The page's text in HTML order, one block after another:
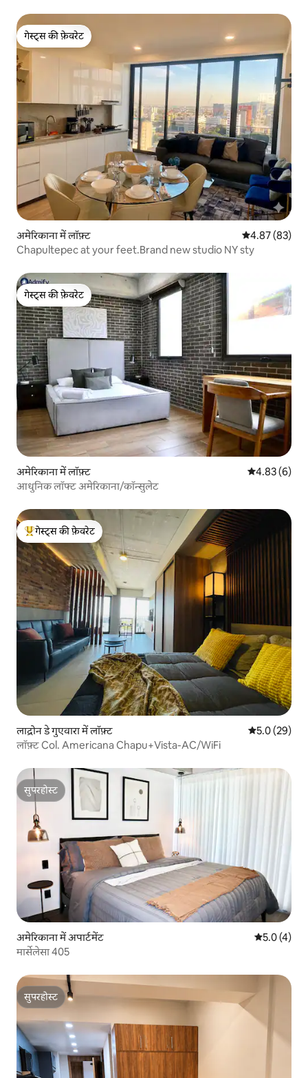
गेस्ट्स की फ़ेवरेट
गेस्ट्स की फ़ेवरेट
अमेरिकाना में लॉफ़्ट औसत रेटिंग 5 में
4.87 (83)
Chapultepec at your feet.Brand new studio NY sty
गेस्ट्स की फ़ेवरेट
गेस्ट्स की फ़ेवरेट
अमेरिकाना में लॉफ़्ट औसत रेटिंग 5 में
4.83 (6)
आधुनिक लॉफ्ट अमेरिकाना/कॉन्सुलेट
गेस्ट्स का टॉप फ़ेवरेट
गेस्ट्स की फ़ेवरेट
लाद्रोन डे गुएवारा में लॉफ़्ट औसत रेटिंग 5
5.0 (29)
लॉफ़्ट Col. Americana Chapu+Vista-AC/WiFi
सुपरहोस्ट
सुपरहोस्ट
अमेरिकाना में अपार्टमेंट औसत रेटिंग 5
5.0 (4)
मार्सेलेसा 405
सुपरहोस्ट
सुपरहोस्ट